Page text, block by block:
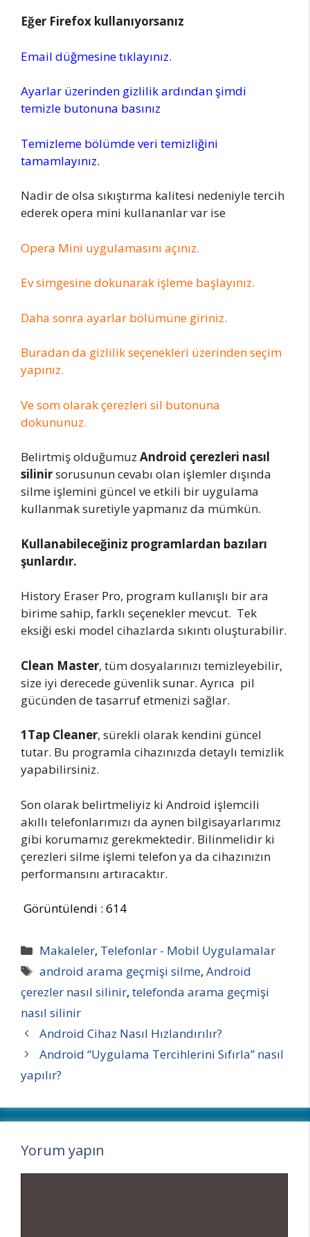
Eğer Firefox kullanıyorsanız
Email düğmesine tıklayınız.
Ayarlar üzerinden gizlilik ardından şimdi
temizle butonuna basınız
Temizleme bölümde veri temizliğini
tamamlayınız.
Nadir de olsa sıkıştırma kalitesi nedeniyle tercih
ederek opera mini kullananlar var ise
Opera Mini uygulamasını açınız.
Ev simgesine dokunarak işleme başlayınız.
Daha sonra ayarlar bölümüne giriniz.
Buradan da gizlilik seçenekleri üzerinden seçim
yapınız.
Ve som olarak çerezleri sil butonuna
dokununuz.
Belirtmiş olduğumuz Android çerezleri nasıl
silinirsorusunun cevabı olan işlemler dışında
silme işlemini güncel ve etkili bir uygulama
kullanmak suretiyle yapmanız da mümkün.
Kullanabileceğiniz programlardan bazıları
şunlardır.
History Eraser Pro, program kullanışlı bir ara
birime sahip, farklı seçenekler mevcut. Tek
eksiği eski model cihazlarda sıkıntı oluşturabilir.
Clean Master, tüm dosyalarınızı temizleyebilir,
size iyi derecede güvenlik sunar. Ayrıca pil
gücünden de tasarruf etmenizi sağlar.
1Tap Cleaner, sürekli olarak kendini güncel
tutar. Bu programla cihazınızda detaylı temizlik
yapabilirsiniz.
Son olarak belirtmeliyiz ki Android işlemcili
akıllı telefonlarımızı da aynen bilgisayarlarımız
gibi korumamız gerekmektedir. Bilinmelidir ki
çerezleri silme işlemi telefon ya da cihazınızın
performansını artıracaktır.
Görüntülendi : 614
Kategoriler
Makaleler, Telefonlar - Mobil Uygulamalar
Etiketler
android arama geçmişi silme,Android
çerezler nasıl silinir, telefonda arama geçmişi
nasıl silinir
Android Cihaz Nasıl Hızlandırılır?
Android “Uygulama Tercihlerini Sıfırla” nasıl
yapılır?
Yorum yapın